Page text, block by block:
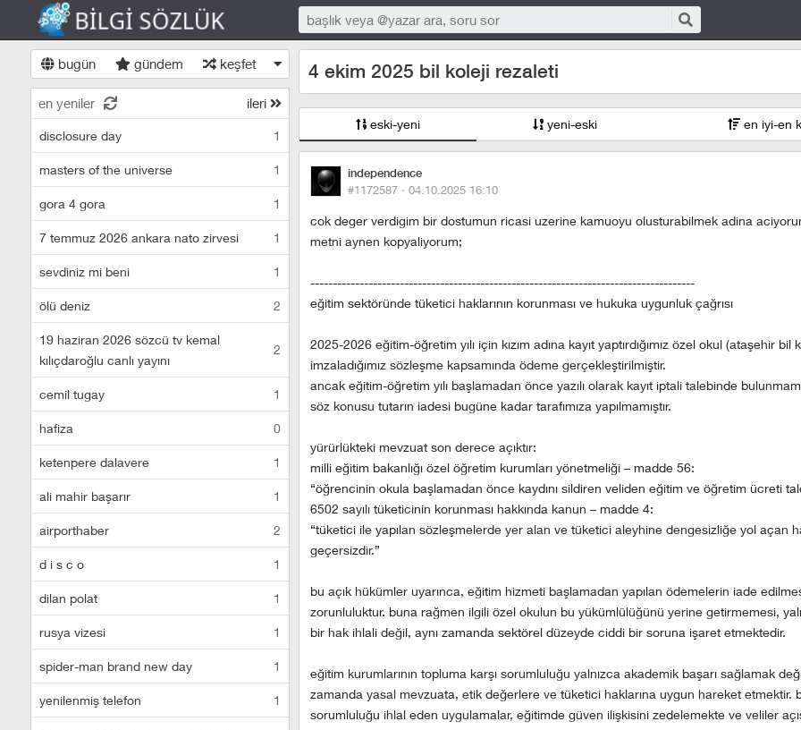
bugün gündem keşfet
en yeniler ileri
disclosure day 1
masters of the universe 1
gora 4 gora 1
7 temmuz 2026 ankara nato zirvesi 1
sevdiniz mi beni 1
ölü deniz 2
19 haziran 2026 sözcü tv kemal
kılıçdaroğlu canlı yayını
2
cemil tugay 1
hafiza 0
ketenpere dalavere 1
ali mahir başarır 1
airporthaber 2
d i s c o 1
dilan polat 1
rusya vizesi 1
spider-man brand new day 1
yenilenmiş telefon 1
4 ekim 2025 bil koleji rezaleti
eski-yeni yeni-eski en iyi-en
independence
#1172587 · 04.10.2025 16:10
cok deger verdigim bir dostumun ricasi uzerine kamuoyu olusturabilmek adina
metni aynen kopyaliyorum;
--------------------------------------------------------------------------------------
eğitim sektöründe tüketici haklarının korunması ve hukuka uygunluk çağrısı
2025-2026 eğitim-öğretim yılı için kızım adına kayıt yaptırdığımız özel okul (ataşehir bil
imzaladığımız sözleşme kapsamında ödeme gerçekleştirilmiştir.
ancak eğitim-öğretim yılı başlamadan önce yazılı olarak kayıt iptali talebinde
söz konusu tutarın iadesi bugüne kadar tarafımıza yapılmamıştır.
yürürlükteki mevzuat son derece açıktır:
milli eğitim bakanlığı özel öğretim kurumları yönetmeliği – madde 56:
“öğrencinin okula başlamadan önce kaydını sildiren veliden eğitim ve öğretim ücreti
6502 sayılı tüketicinin korunması hakkında kanun – madde 4:
“tüketici ile yapılan sözleşmelerde yer alan ve tüketici aleyhine dengesizliğe yol açan
geçersizdir.”
bu açık hükümler uyarınca, eğitim hizmeti başlamadan yapılan ödemelerin iade
zorunluluktur. buna rağmen ilgili özel okulun bu yükümlülüğünü yerine getirmemesi,
bir hak ihlali değil, aynı zamanda sektörel düzeyde ciddi bir soruna işaret etmektedir.
eğitim kurumlarının topluma karşı sorumluluğu yalnızca akademik başarı sağlamak
zamanda yasal mevzuata, etik değerlere ve tüketici haklarına uygun hareket etmektir.
sorumluluğu ihlal eden uygulamalar, eğitimde güven ilişkisini zedelemekte ve veliler